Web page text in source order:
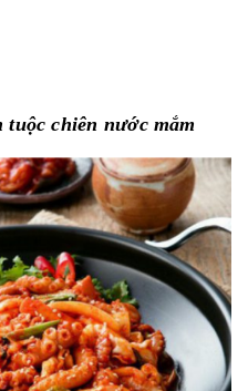
tuộc chiên nước mắm